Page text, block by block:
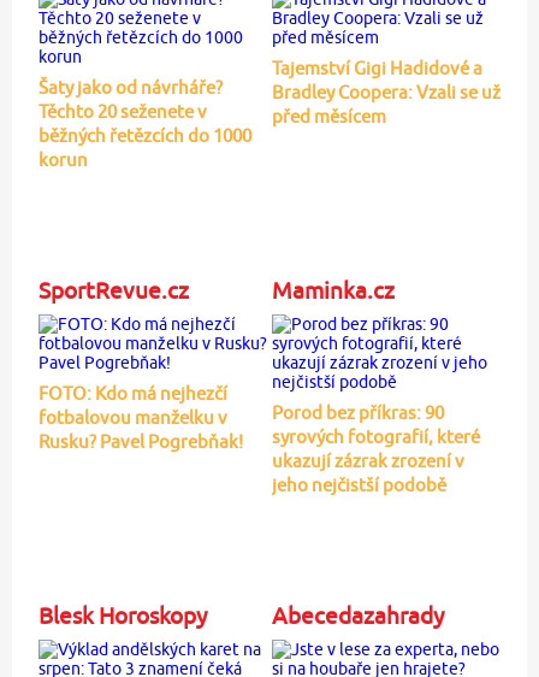
Šaty jako od návrháře?
Těchto 20 seženete v
běžných řetězcích do 1000
korun
Tajemství Gigi Hadidové a
Bradley Coopera: Vzali se už
před měsícem
SportRevue.cz
FOTO: Kdo má nejhezčí
fotbalovou manželku v
Rusku? Pavel Pogrebňak!
Maminka.cz
Porod bez příkras: 90
syrových fotografií, které
ukazují zázrak zrození v
jeho nejčistší podobě
Blesk Horoskopy Abecedazahrady